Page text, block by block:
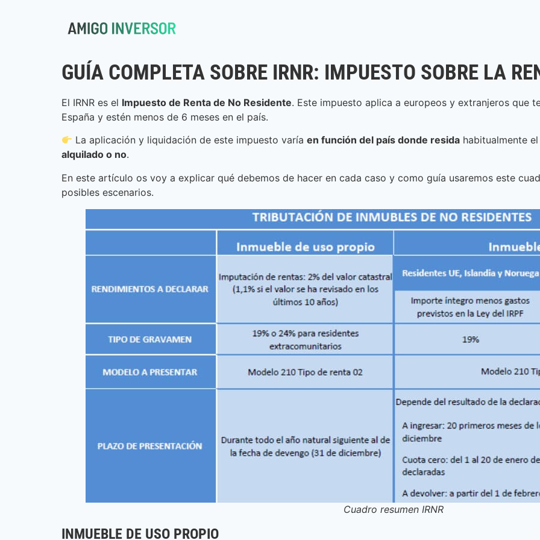
GUÍA COMPLETA SOBRE IRNR: IMPUESTO SOBRE LA
El IRNR es el Impuesto de Renta de No Residente. Este impuesto aplica a europeos y extranjeros que
España y estén menos de 6 meses en el país.
La aplicación y liquidación de este impuesto varíaen función del país donde resida habitualmente
alquilado o no.
En este artículo os voy a explicar qué debemos de hacer en cada caso y como guía usaremos este
posibles escenarios.
Cuadro resumen IRNR
INMUEBLE DE USO PROPIO